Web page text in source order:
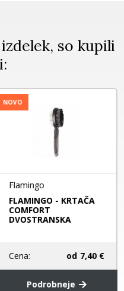
so kupili
NOVO
Flamingo
FLAMINGO - KRTAČA
COMFORT
DVOSTRANSKA
Cena: od 7,40 €
Podrobneje